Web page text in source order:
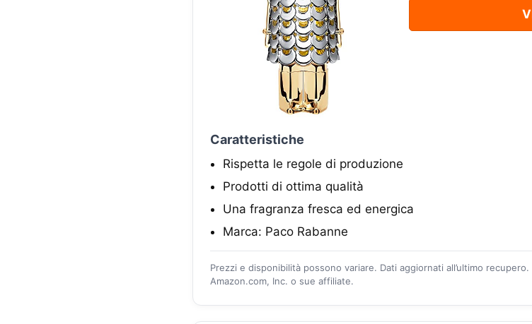
Caratteristiche
Rispetta le regole di produzione
Prodotti di ottima qualità
Una fragranza fresca ed energica
Marca: Paco Rabanne
Prezzi e disponibilità possono variare. Dati aggiornati all’ultimo
Amazon.com, Inc. o sue affiliate.